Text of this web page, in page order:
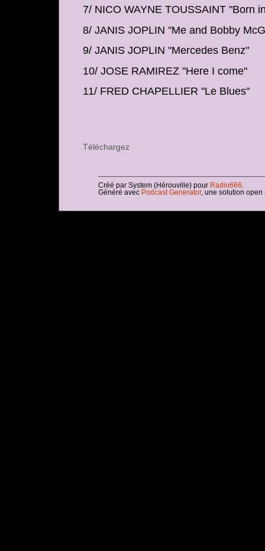
7/ NICO WAYNE TOUSSAINT "Born
8/ JANIS JOPLIN "Me and Bobby
9/ JANIS JOPLIN "Mercedes Benz"
10/ JOSE RAMIREZ "Here I come"
11/ FRED CHAPELLIER "Le Blues"
Téléchargez
Créé par System (Hérouville) pour Radio666
Généré avec Podcast Generator, une solution open